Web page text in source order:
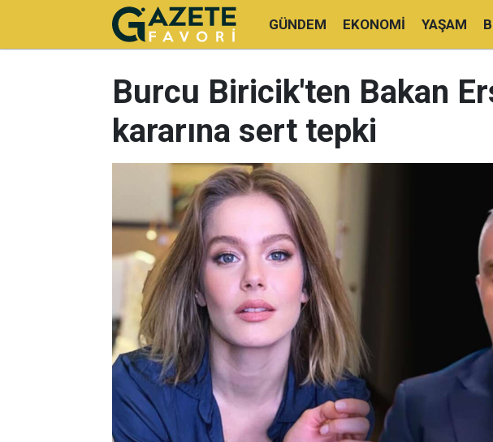
GÜNDEM EKONOMI YAŞAM
Burcu Biricik'ten Bakan
kararına sert tepki